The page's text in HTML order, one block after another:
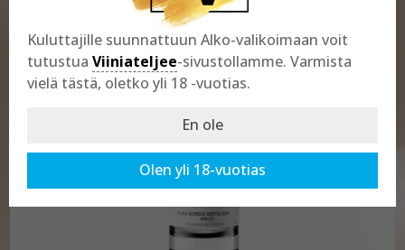
Kuluttajille suunnattuun Alko-valikoimaan voit
tutustua Viiniateljee-sivustollamme. Varmista
vielä tästä, oletko yli 18 -vuotias.
En ole
Olen yli 18-vuotias